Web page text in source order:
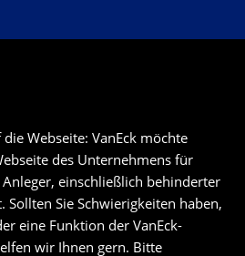
Webseite: VanEck möchte
des Unternehmens für
einschließlich behinderter
Sollten Sie Schwierigkeiten haben,
eine Funktion der VanEck-
wir Ihnen gern. Bitte